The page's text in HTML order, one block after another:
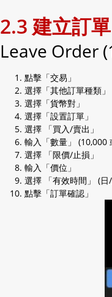
2.3 建立訂單
Leave Order
點擊「交易」
選擇「其他訂單種類」
選擇「貨幣對」
選擇「設置訂單」
選擇 「買入/賣出」
輸入「數量」 (10,000
選擇 「限價/止損」
輸入「價位」
選擇 「有效時間」 (
點擊「訂單確認」